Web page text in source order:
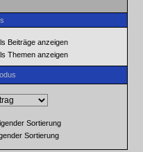
Beiträge anzeigen
Themen anzeigen
Sortierung
Sortierung